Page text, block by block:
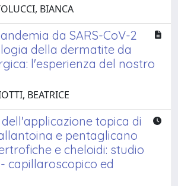
BIANCA
da SARS-CoV-2
della dermatite da
l'esperienza del nostro
BEATRICE
topica di
e pentaglicano
e cheloidi: studio
capillaroscopico ed